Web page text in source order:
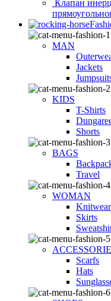
Клапан
MAN
Jackets
KIDS
T-Shirts
Shorts
BAGS
Travel
WOMAN
Knitwear
Skirts
Scarfs
Hats